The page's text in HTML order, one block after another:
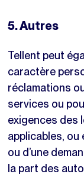
5. Autres
Tellent peut
caractère
réclamations
services ou
exigences des
applicables, ou
ou d’une
la part des